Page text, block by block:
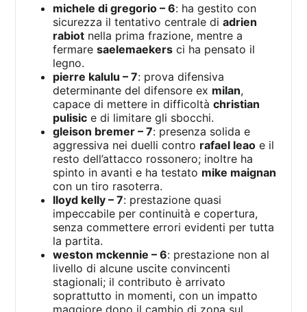
michele di gregorio – 6: ha gestito con
sicurezza il tentativo centrale diadrien
rabiot nella prima frazione, mentre a
fermaresaelemaekers ci ha pensato il
legno.
pierre kalulu – 7: prova difensiva
determinante del difensore ex milan,
capace di mettere in difficoltàchristian
pulisic e di limitare gli sbocchi.
gleison bremer – 7: presenza solida e
aggressiva nei duelli contro rafael leao e il
resto dell’attacco rossonero; inoltre ha
spinto in avanti e ha testato mike maignan
con un tiro rasoterra.
lloyd kelly – 7: prestazione quasi
impeccabile per continuità e copertura,
senza commettere errori evidenti per tutta
la partita.
weston mckennie – 6: prestazione non al
livello di alcune uscite convincenti
stagionali; il contributo è arrivato
soprattutto in momenti, con un impatto
maggiore dopo il cambio di zona sul